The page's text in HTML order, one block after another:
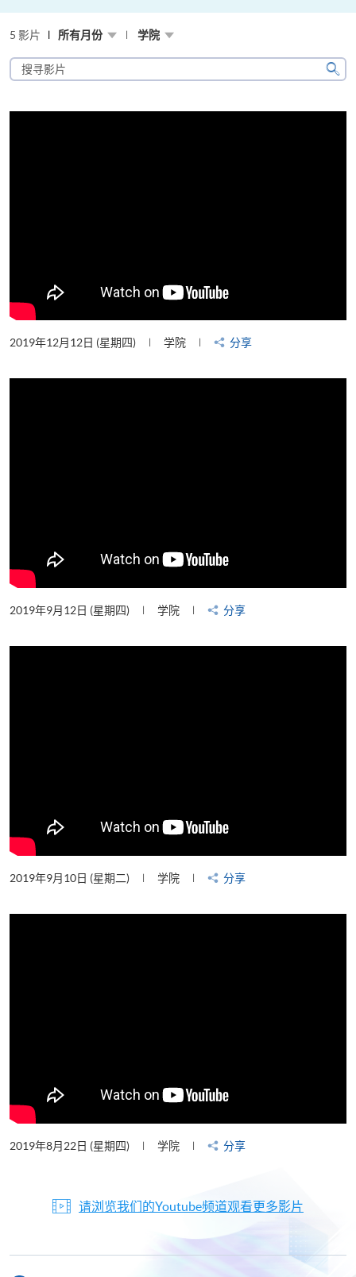
5 影片 所有月份 学院
搜
寻
片
搜
2019年12月12日 (星期四) 学院 分享
2019年9月12日 (星期四) 学院 分享
2019年9月10日 (星期二) 学院 分享
2019年8月22日 (星期四) 学院 分享
请浏览我们的Youtube频道观看更多影片